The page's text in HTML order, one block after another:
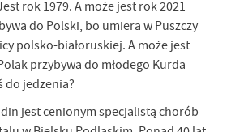
rok 1979. A może jest rok 2021
do Polski, bo umiera w Puszczy
polsko-białoruskiej. A może jest
przybywa do młodego Kurda
do jedzenia?
jest cenionym specjalistą chorób